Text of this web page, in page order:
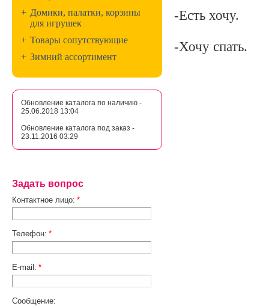
+ Домики, палатки, корзины
для игрушек
+ Товары сопутствующие
+ Зимний ассортимент
Обновление каталога по наличию -
25.06.2018 13:04
Обновление каталога под заказ -
23.11.2016 03:29
Задать вопрос
Контактное лицо: *
Телефон: *
E-mail: *
Сообщение:
-Есть хочу.
-Хочу спать.